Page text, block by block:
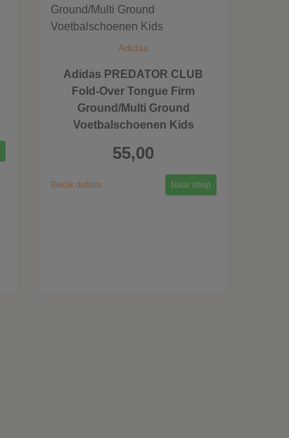
Adidas
Adidas PREDATOR CLUB
Fold-Over Tongue Firm
Ground/Multi Ground
Voetbalschoenen Kids
55,00
Bekijk details Naar shop